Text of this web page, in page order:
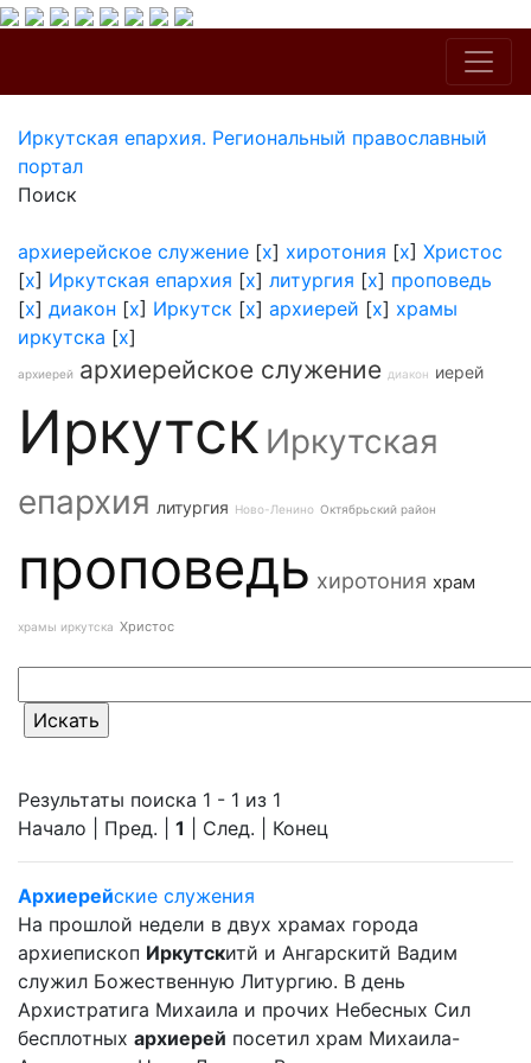
Иркутская епархия. Региональный православный
портал
Поиск
архиерейское служение [x] хиротония [x] Христос
[x] Иркутская епархия [x] литургия [x] проповедь
[x] диакон [x] Иркутск [x] архиерей [x] храмы
иркутска [x]
архиерей архиерейское служение диакон иерей
Иркутск Иркутская
епархия литургия Ново-Ленино Октябрьский район
проповедь хиротония храм
храмы иркутска Христос
Результаты поиска 1 - 1 из 1
Начало | Пред. | 1 | След. | Конец
Архиерейские служения
На прошлой недели в двух храмах города
архиепископ Иркутскитй и Ангарскитй Вадим
служил Божественную Литургию. В день
Архистратига Михаила и прочих Небесных Сил
бесплотных архиерей посетил храм Михаила-